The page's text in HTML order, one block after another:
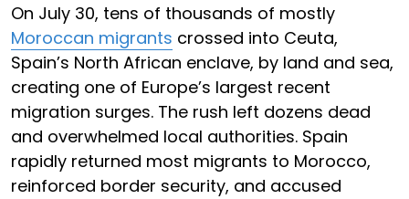
On July 30, tens of thousands of mostly
Moroccan migrants crossed into Ceuta,
Spain’s North African enclave, by land and sea,
creating one of Europe’s largest recent
migration surges. The rush left dozens dead
and overwhelmed local authorities. Spain
rapidly returned most migrants to Morocco,
reinforced border security, and accused